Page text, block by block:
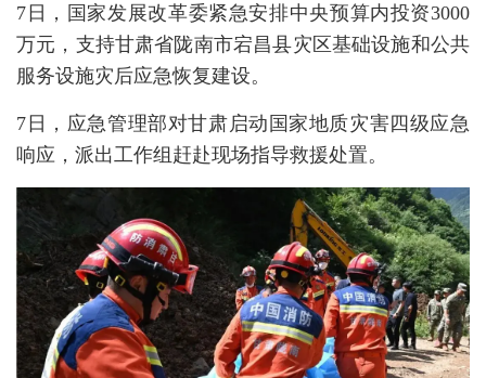
7日，国家发展改革委紧急安排中央预算内投资3000
万元，支持甘肃省陇南市宕昌县灾区基础设施和公共
服务设施灾后应急恢复建设。
7日，应急管理部对甘肃启动国家地质灾害四级应急
响应，派出工作组赶赴现场指导救援处置。